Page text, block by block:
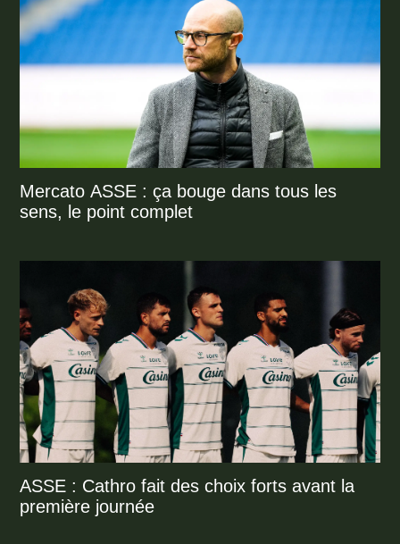
Mercato ASSE : ça bouge dans tous les
sens, le point complet
ASSE : Cathro fait des choix forts avant la
première journée